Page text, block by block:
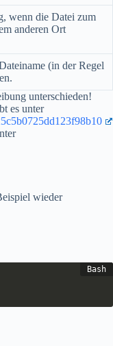
wenn die Datei zum
anderen Ort
(in der Regel
unterschieden!
es unter
wieder